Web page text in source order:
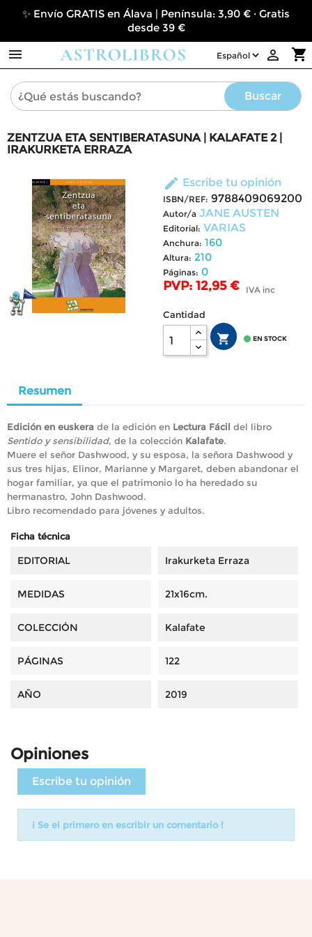
✨ Envío GRATIS en Álava | Península: 3,90 € · Gratis
desde 39 €
 shopping_cart

Buscar
ZENTZUA ETA SENTIBERATASUNA | KALAFATE 2 |
IRAKURKETA ERRAZA
edit Escribe tu opinión
ISBN/REF: 9788409069200
Autor/a JANE AUSTEN
Editorial: VARIAS
Anchura: 160
Altura: 210
Páginas: 0
PVP: 12,95 € IVA inc
Cantidad
  EN STOCK
Resumen
Edición en euskera de la edición en Lectura Fácil del libro
Sentido y sensibilidad, de la colección Kalafate.
Muere el señor Dashwood, y su esposa, la señora Dashwood y
sus tres hijas, Elinor, Marianne y Margaret, deben abandonar el
hogar familiar, ya que el patrimonio lo ha heredado su
hermanastro, John Dashwood.
Libro recomendado para jóvenes y adultos.
Ficha técnica
EDITORIAL Irakurketa Erraza
MEDIDAS 21x16cm.
COLECCIÓN Kalafate
PÁGINAS 122
AÑO 2019
Opiniones
Escribe tu opinión
¡ Se el primero en escribir un comentario !